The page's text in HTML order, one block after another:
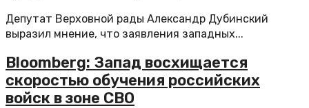
Депутат Верховной рады Александр Дубинский
выразил мнение, что заявления западных...
Bloomberg: Запад восхищается
скоростью обучения российских
войск в зоне СВО